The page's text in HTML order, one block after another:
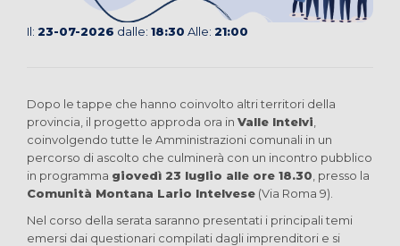
Il: 23-07-2026 dalle: 18:30 Alle: 21:00
Dopo le tappe che hanno coinvolto altri territori della
provincia, il progetto approda ora in Valle Intelvi
coinvolgendo tutte le Amministrazioni comunali in un
percorso di ascolto che culminerà con un incontro pubblico
in programma giovedì 23 luglio alle ore 18.30 , presso la
Comunità Montana Lario Intelvese (Via Roma 9).
Nel corso della serata saranno presentati i principali temi
emersi dai questionari compilati dagli imprenditori e si